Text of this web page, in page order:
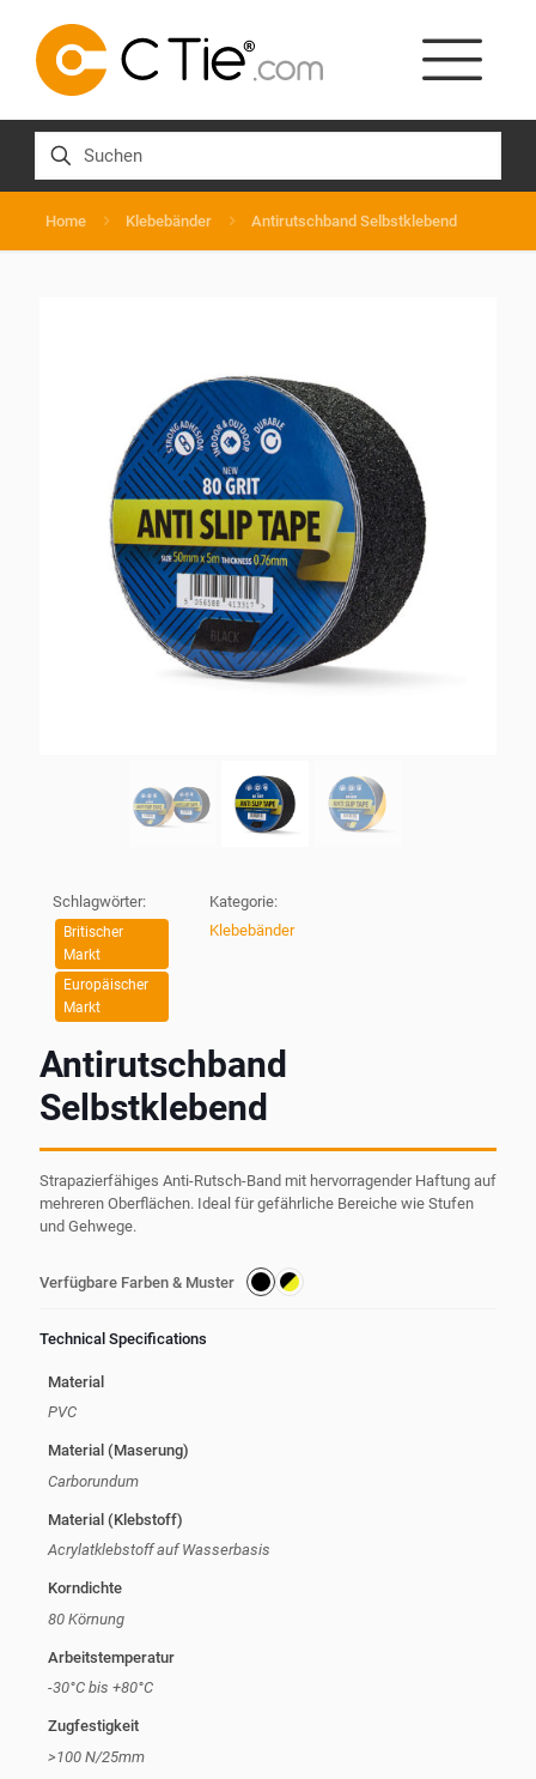
Home Klebebänder Antirutschband Selbstklebend
Schlagwörter:
Britischer
Markt
Europäischer
Markt
Kategorie:
Klebebänder
Antirutschband
Selbstklebend
Strapazierfähiges Anti-Rutsch-Band mit hervorragender Haftung auf
mehreren Oberflächen. Ideal für gefährliche Bereiche wie Stufen
und Gehwege.
Verfügbare Farben & Muster
Technical Specifications
Material
PVC
Material (Maserung)
Carborundum
Material (Klebstoff)
Acrylatklebstoff auf Wasserbasis
Korndichte
80 Körnung
Arbeitstemperatur
-30°C bis +80°C
Zugfestigkeit
>100 N/25mm